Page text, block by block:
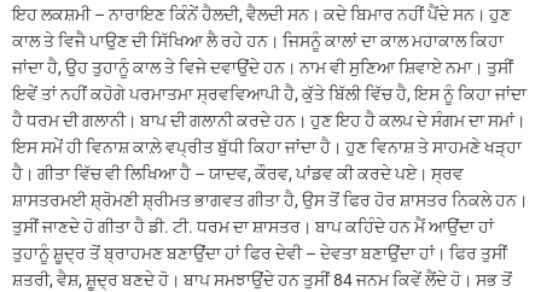
ਇਹ ਲਕਸ਼ਮੀ – ਨਾਰਾਇਣ ਕਿੰਨੇਂ ਹੈਲਦੀ, ਵੈਲਦੀ ਸਨ। ਕਦੇ ਬਿਮਾਰ ਨਹੀਂ ਪੈਂਦੇ ਸਨ। ਹੁਣ
ਕਾਲ ਤੇ ਵਿਜੈ ਪਾਉਣ ਦੀ ਸਿੱਖਿਆ ਲੈ ਰਹੇ ਹਨ। ਜਿਸਨੂੰ ਕਾਲਾਂ ਦਾ ਕਾਲ ਮਹਾਕਾਲ ਕਿਹਾ
ਜਾਂਦਾ ਹੈ, ਉਹ ਤੁਹਾਨੂੰ ਕਾਲ ਤੇ ਵਿਜੇ ਦਵਾਉਂਦੇ ਹਨ। ਨਾਮ ਵੀ ਸੁਣਿਆ ਸ਼ਿਵਾਏ ਨਮਾ। ਤੁਸੀਂ
ਇਵੇਂ ਤਾਂ ਨਹੀਂ ਕਹੋਗੇ ਪਰਮਾਤਮਾ ਸ੍ਰਵਵਿਆਪੀ ਹੈ, ਕੁੱਤੇ ਬਿੱਲੀ ਵਿੱਚ ਹੈ, ਇਸ ਨੂੰ ਕਿਹਾ ਜਾਂਦਾ
ਹੈ ਧਰਮ ਦੀ ਗਲਾਨੀ। ਬਾਪ ਦੀ ਗਲਾਨੀ ਕਰਦੇ ਹਨ। ਹੁਣ ਇਹ ਹੈ ਕਲਪ ਦੇ ਸੰਗਮ ਦਾ ਸਮਾਂ।
ਇਸ ਸਮੇਂ ਹੀ ਵਿਨਾਸ਼ ਕਾਲ਼ੇ ਵਪ੍ਰੀਤ ਬੁੱਧੀ ਕਿਹਾ ਜਾਂਦਾ ਹੈ। ਹੁਣ ਵਿਨਾਸ਼ ਤੇ ਸਾਹਮਣੇ ਖੜ੍ਹਾ
ਹੈ। ਗੀਤਾ ਵਿੱਚ ਵੀ ਲਿਖਿਆ ਹੈ – ਯਾਦਵ, ਕੌਰਵ, ਪਾਂਡਵ ਕੀ ਕਰਦੇ ਪਏ। ਸ੍ਰਵ
ਸ਼ਾਸਤਰਮਈ ਸ਼੍ਰੋਮਣੀ ਸ਼੍ਰੀਮਤ ਭਾਗਵਤ ਗੀਤਾ ਹੈ, ਉਸ ਤੋਂ ਫਿਰ ਹੋਰ ਸ਼ਾਸਤਰ ਨਿਕਲੇ ਹਨ।
ਤੁਸੀਂ ਜਾਣਦੇ ਹੋ ਗੀਤਾ ਹੈ ਡੀ. ਟੀ. ਧਰਮ ਦਾ ਸ਼ਾਸਤਰ। ਬਾਪ ਕਹਿੰਦੇ ਹਨ ਮੈਂ ਆਉਂਦਾ ਹਾਂ
ਤੁਹਾਨੂੰ ਸ਼ੂਦ੍ਰ ਤੋਂ ਬ੍ਰਾਹਮਣ ਬਣਾਉਂਦਾ ਹਾਂ ਫਿਰ ਦੇਵੀ – ਦੇਵਤਾ ਬਣਾਉਂਦਾ ਹਾਂ। ਫਿਰ ਤੁਸੀਂ
ਸ਼ਤਰੀ, ਵੈਸ਼, ਸ਼ੂਦ੍ਰ ਬਣਦੇ ਹੋ। ਬਾਪ ਸਮਝਾਉਂਦੇ ਹਨ ਤੁਸੀਂ 84 ਜਨਮ ਕਿਵੇਂ ਲੈਂਦੇ ਹੋ। ਸਭ ਤੋਂ